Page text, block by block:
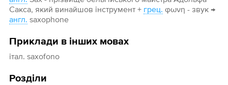
Сакса, який винайшов інструмент + грец. φωνη - звук →
англ. saxophone
Приклади в інших мовах
італ. saxofono
Розділи